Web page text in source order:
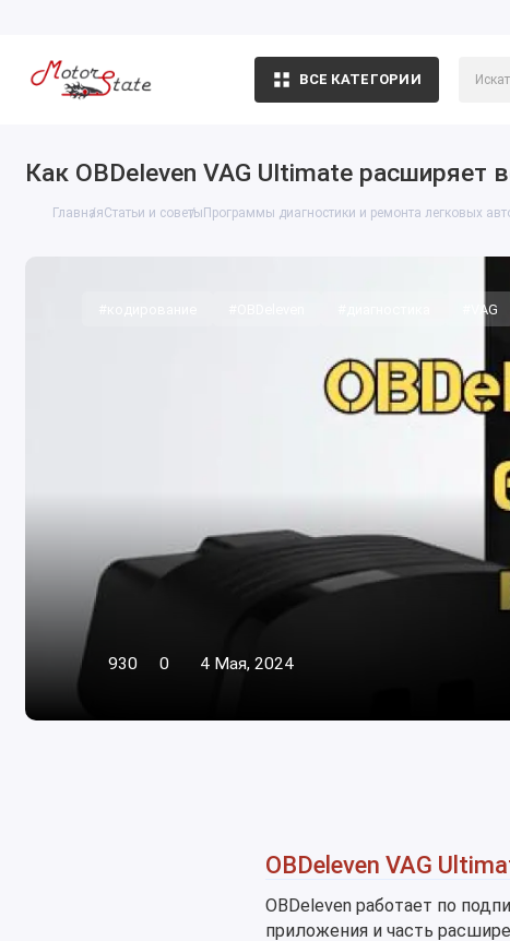
ВСЕ КАТЕГОРИИ
Как OBDeleven VAG Ultimate расширяет
ГлавнаяСтатьи и советы Программы диагностики и ремонта легковых
#VAG
930 0 4 Мая, 2024
OBDeleven VAG
OBDeleven работает по
приложения и часть